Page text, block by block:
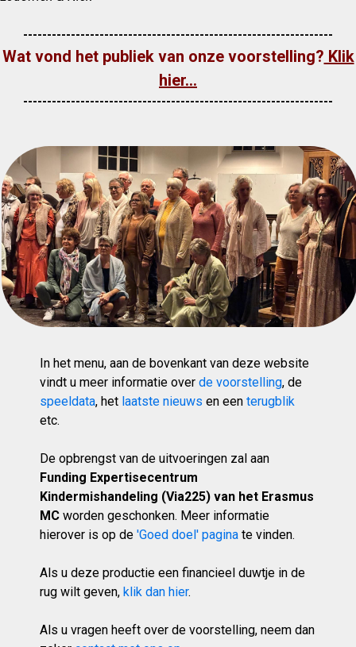
-----------------------------------------------------------------
Wat vond het publiek van onze voorstelling? Klik
hier...
-----------------------------------------------------------------
In het menu, aan de bovenkant van deze website
vindt u meer informatie over de voorstelling, de
speeldata, het laatste nieuws en een terugblik
etc.
De opbrengst van de uitvoeringen zal aan
Funding Expertisecentrum
Kindermishandeling (Via225) van het Erasmus
MCworden geschonken. Meer informatie
hierover is op de 'Goed doel' paginate vinden.
Als u deze productie een financieel duwtje in de
rug wilt geven, klik dan hier.
Als u vragen heeft over de voorstelling, neem dan